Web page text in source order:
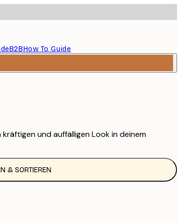
B2BHow To Guide
und auffälligen Look in deinem
& SORTIEREN